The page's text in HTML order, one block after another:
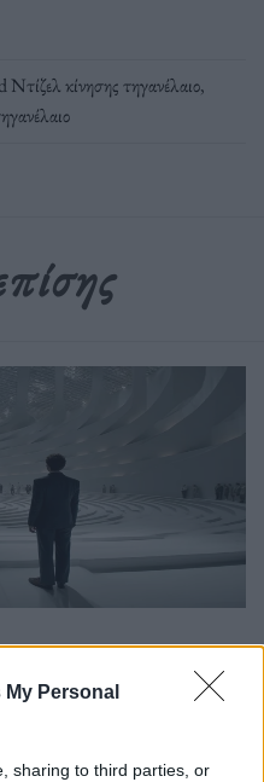
Personal
sharing to third parties, or
Ντίζελ κίνησης τηγανέλαιο,
διπλή όψη του